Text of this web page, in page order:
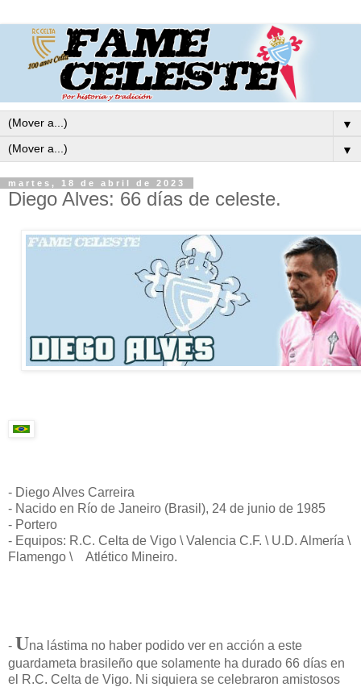
▼
▼
martes, 18 de abril de 2023
Diego Alves: 66 días de celeste.
- Diego Alves Carreira
- Nacido en Río de Janeiro (Brasil), 24 de junio de 1985
- Portero
- Equipos: R.C. Celta de Vigo \ Valencia C.F. \ U.D. Almería \
Flamengo \
Atlético Mineiro.
- Una lástima no haber podido ver en acción a este
guardameta brasileño que solamente ha durado 66 días en
el R.C. Celta de Vigo. Ni siquiera se celebraron amistosos